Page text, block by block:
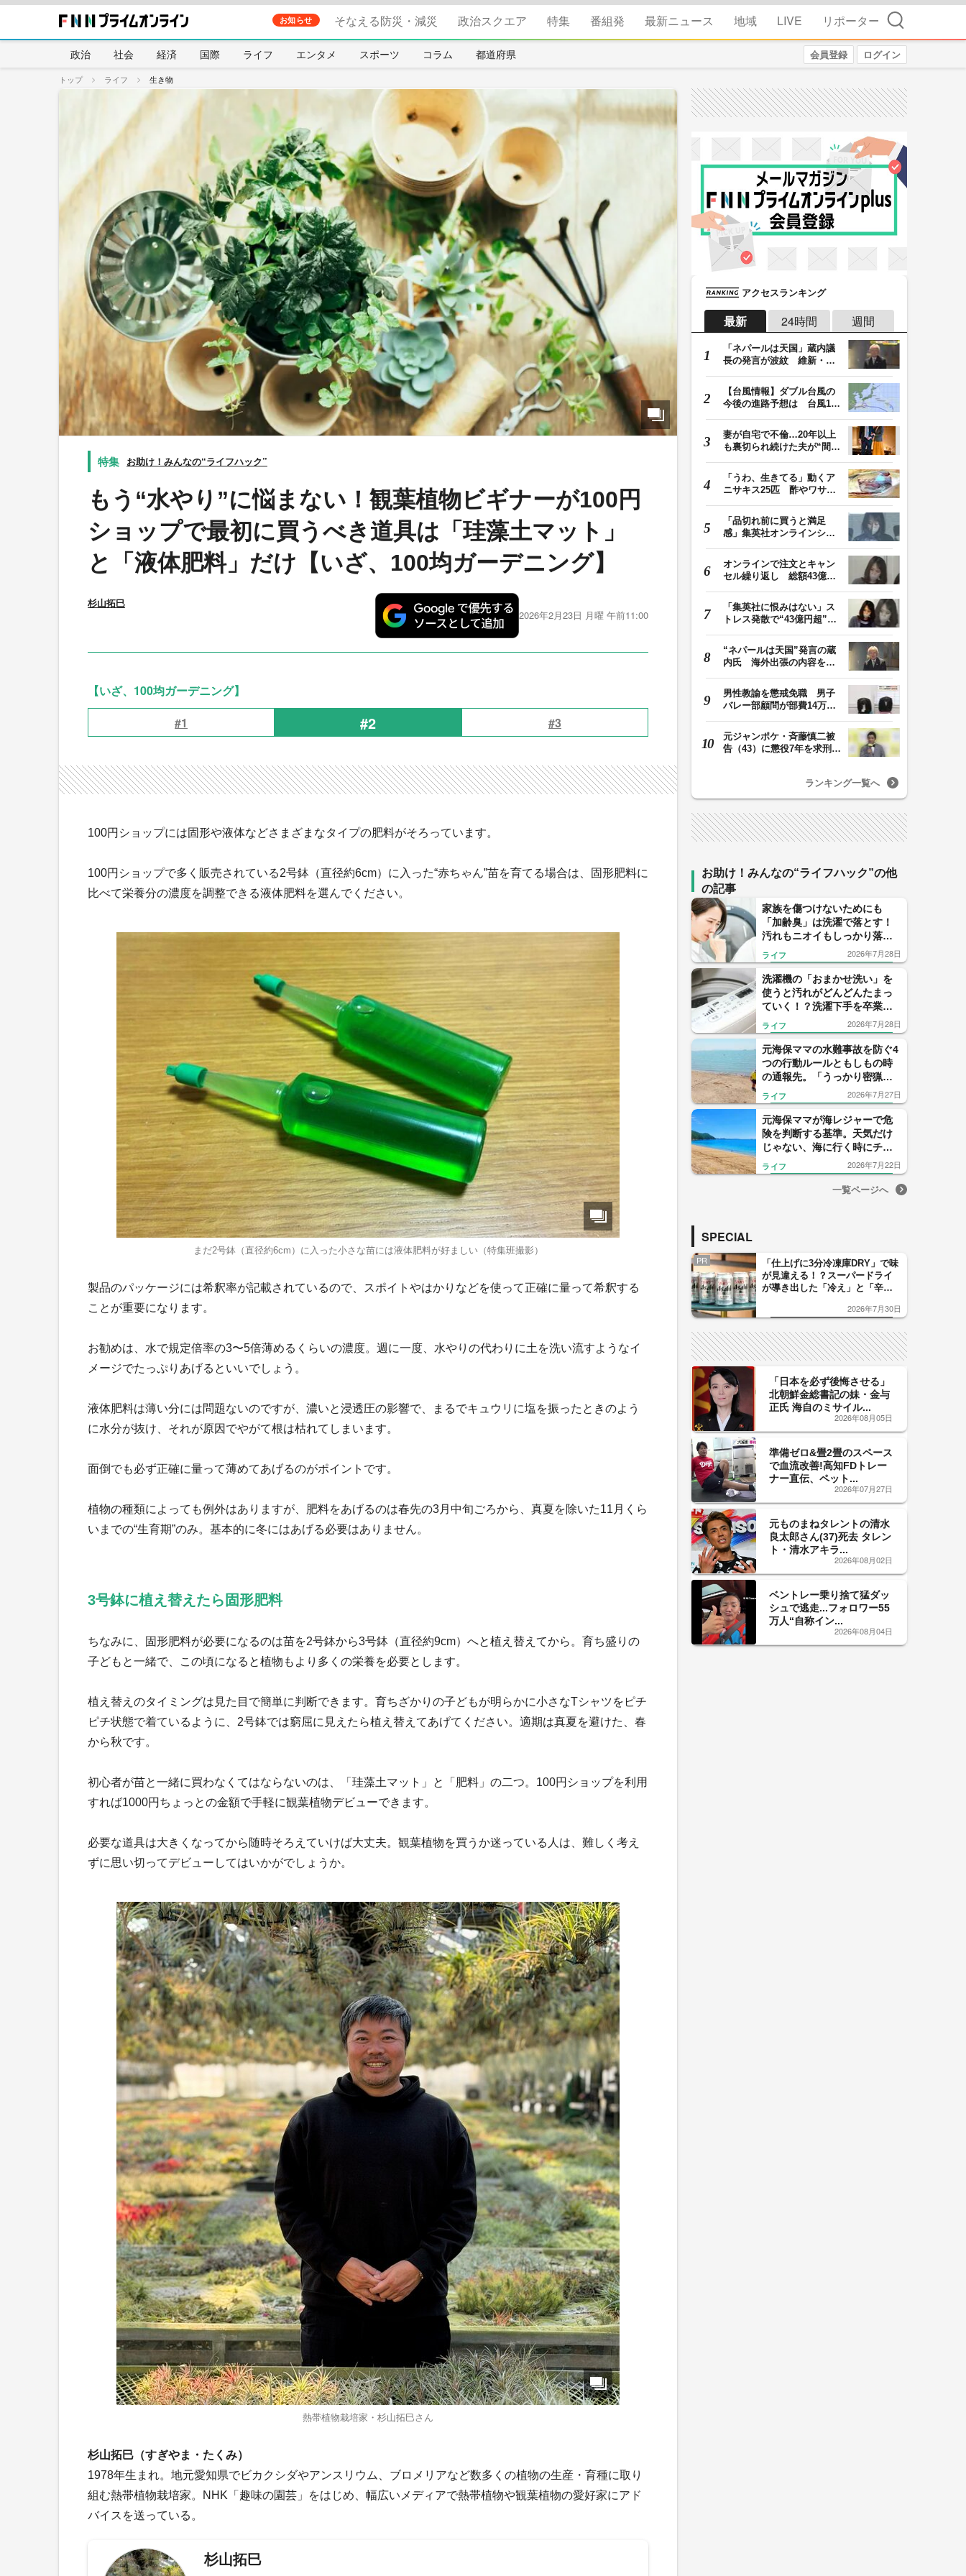
お知らせ そなえる防災・減災 政治スクエア 特集 番組発 最新ニュース 地域 LIVE リポーター 検索
政治 社会 経済 国際 ライフ エンタメ スポーツ コラム 都道府県 会員登録 ログイン
トップ ライフ 生き物
お助け！みんなの“ライフハック”
もう“水やり”に悩まない！観葉植物ビギナーが100円
ショップで最初に買うべき道具は「珪藻土マット」
と「液体肥料」だけ【いざ、100均ガーデニング】
杉山拓巳
2026年2月23日 月曜 午前11:00
【いざ、100均ガーデニング】
#1
#2 #3
100円ショップには固形や液体などさまざまなタイプの肥料がそろっています。
100円ショップで多く販売されている2号鉢（直径約6cm）に入った“赤ちゃん”苗を育てる場合は、固形肥料に
比べて栄養分の濃度を調整できる液体肥料を選んでください。
まだ2号鉢（直径約6cm）に入った小さな苗には液体肥料が好ましい（特集班撮影）
製品のパッケージには希釈率が記載されているので、スポイトやはかりなどを使って正確に量って希釈する
ことが重要になります。
お勧めは、水で規定倍率の3〜5倍薄めるくらいの濃度。週に一度、水やりの代わりに土を洗い流すようなイ
メージでたっぷりあげるといいでしょう。
液体肥料は薄い分には問題ないのですが、濃いと浸透圧の影響で、まるでキュウリに塩を振ったときのよう
に水分が抜け、それが原因でやがて根は枯れてしまいます。
面倒でも必ず正確に量って薄めてあげるのがポイントです。
植物の種類によっても例外はありますが、肥料をあげるのは春先の3月中旬ごろから、真夏を除いた11月くら
いまでの“生育期”のみ。基本的に冬にはあげる必要はありません。
3号鉢に植え替えたら固形肥料
ちなみに、固形肥料が必要になるのは苗を2号鉢から3号鉢（直径約9cm）へと植え替えてから。育ち盛りの
子どもと一緒で、この頃になると植物もより多くの栄養を必要とします。
植え替えのタイミングは見た目で簡単に判断できます。育ちざかりの子どもが明らかに小さなTシャツをピチ
ピチ状態で着ているように、2号鉢では窮屈に見えたら植え替えてあげてください。適期は真夏を避けた、春
から秋です。
初心者が苗と一緒に買わなくてはならないのは、「珪藻土マット」と「肥料」の二つ。100円ショップを利用
すれば1000円ちょっとの金額で手軽に観葉植物デビューできます。
必要な道具は大きくなってから随時そろえていけば大丈夫。観葉植物を買うか迷っている人は、難しく考え
ずに思い切ってデビューしてはいかがでしょうか。
熱帯植物栽培家・杉山拓巳さん
杉山拓巳（すぎやま・たくみ）
1978年生まれ。地元愛知県でビカクシダやアンスリウム、ブロメリアなど数多くの植物の生産・育種に取り
組む熱帯植物栽培家。NHK「趣味の園芸」をはじめ、幅広いメディアで熱帯植物や観葉植物の愛好家にアド
バイスを送っている。
杉山拓巳
アクセスランキング
最新 24時間 週間
「ネパールは天国」蔵内議
長の発言が波紋 維新・吉
【台風情報】ダブル台風の
今後の進路予想は 台風13
妻が自宅で不倫…20年以上
も裏切られ続けた夫が“間
「うわ、生きてる」動くア
ニサキス25匹 酢やワサビ
「品切れ前に買うと満足
感」集英社オンラインショ
オンラインで注文とキャン
セル繰り返し 総額43億円
「集英社に恨みはない」ス
トレス発散で“43億円超”の
“ネパールは天国”発言の蔵
内氏 海外出張の内容を説
男性教諭を懲戒免職 男子
バレー部顧問が部費14万円
元ジャンポケ・斉藤慎二被
告（43）に懲役7年を求刑
ランキング一覧へ
お助け！みんなの“ライフハック”の他
の記事
家族を傷つけないためにも
「加齢臭」は洗濯で落とす！
汚れもニオイもしっかり落と
す洗剤の選び方と洗濯機で洗
う際のコツ
ライフ 2026年7月28日
洗濯機の「おまかせ洗い」を
使うと汚れがどんどんたまっ
ていく！？洗濯下手を卒業す
るための正しい設定方法
ライフ 2026年7月28日
元海保ママの水難事故を防ぐ4
つの行動ルールともしもの時
の通報先。「うっかり密猟
者」にならないようにも注意
して！
ライフ 2026年7月27日
元海保ママが海レジャーで危
険を判断する基準。天気だけ
じゃない、海に行く時にチェ
ックしたい9つの情報
ライフ 2026年7月22日
一覧ページへ
SPECIAL
PR
「仕上げに3分冷凍庫DRY」で味
が見違える！？スーパードライ
が導き出した「冷え」と「辛
した「辛口カーブ」が飲み頃の
2026年7月30日
「日本を必ず後悔させる」
北朝鮮金総書記の妹・金与
正氏 海自のミサイル...
2026年08月05日
準備ゼロ&畳2畳のスペース
で血流改善!高知FDトレー
ナー直伝、ペット...
2026年07月27日
元ものまねタレントの清水
良太郎さん(37)死去 タレン
ト・清水アキラ...
2026年08月02日
ベントレー乗り捨て猛ダッ
シュで逃走...フォロワー55
万人“自称イン...
2026年08月04日